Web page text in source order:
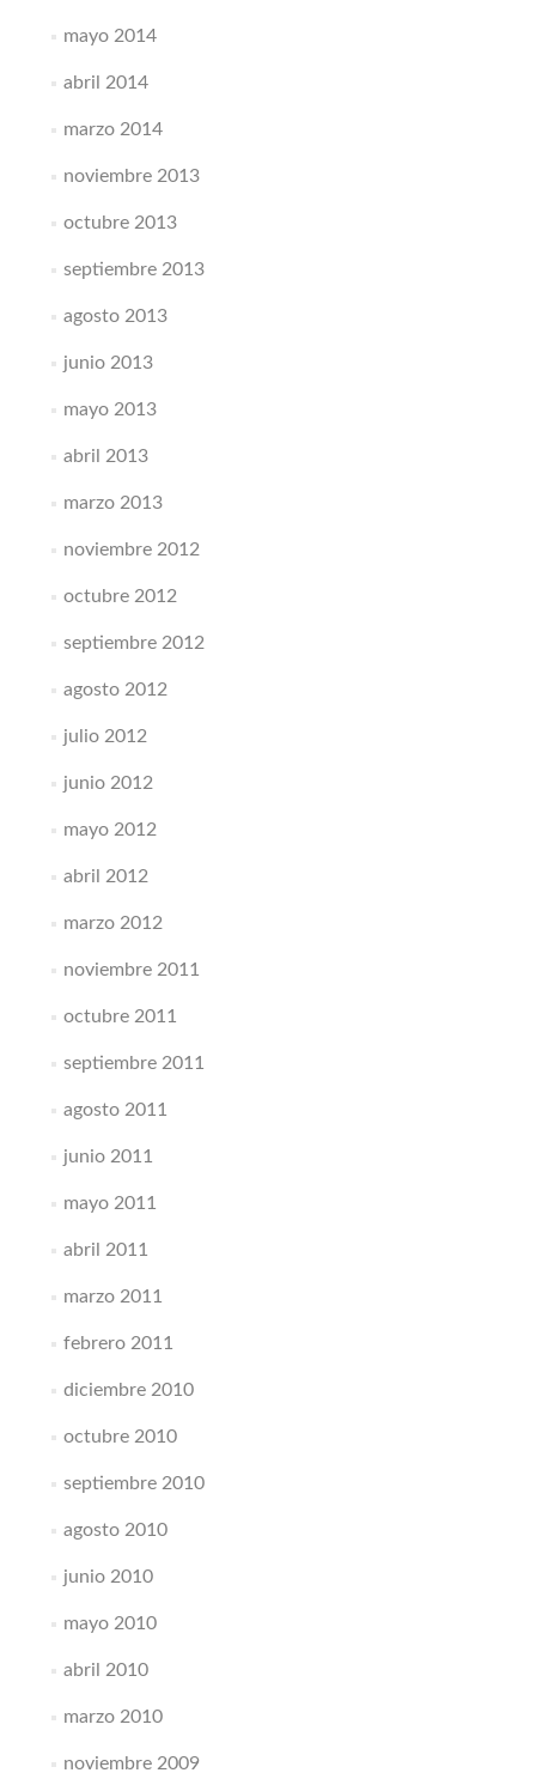
mayo 2014
abril 2014
marzo 2014
noviembre 2013
octubre 2013
septiembre 2013
agosto 2013
junio 2013
mayo 2013
abril 2013
marzo 2013
noviembre 2012
octubre 2012
septiembre 2012
agosto 2012
julio 2012
junio 2012
mayo 2012
abril 2012
marzo 2012
noviembre 2011
octubre 2011
septiembre 2011
agosto 2011
junio 2011
mayo 2011
abril 2011
marzo 2011
febrero 2011
diciembre 2010
octubre 2010
septiembre 2010
agosto 2010
junio 2010
mayo 2010
abril 2010
marzo 2010
noviembre 2009